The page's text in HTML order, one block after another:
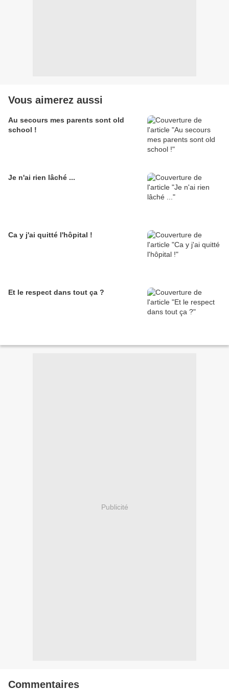
Vous aimerez aussi
Au secours mes parents sont old
school !
Je n'ai rien lâché ...
Ca y j'ai quitté l'hôpital !
Et le respect dans tout ça ?
Publicité
Commentaires